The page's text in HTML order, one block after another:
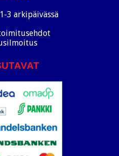
3 arkipäivässä